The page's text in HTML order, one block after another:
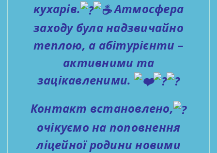
кухарів.
Атмосфера
заходу була надзвичайно
теплою, а абітурієнти –
активними та
зацікавленими.
Контакт встановлено,
очікуємо на поповнення
ліцейної родини новими